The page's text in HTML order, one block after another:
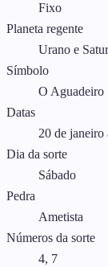
Fixo
Planeta regente
Urano e
Símbolo
O Aguadeiro
Datas
20 de janeiro
Dia da sorte
Sábado
Pedra
Ametista
Números da sorte
4, 7